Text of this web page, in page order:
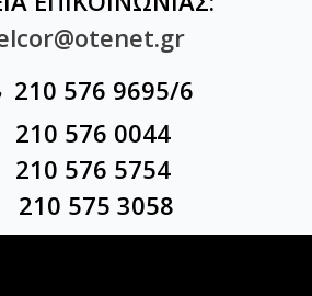
210 576 9695/6
576 0044
576 5754
575 3058